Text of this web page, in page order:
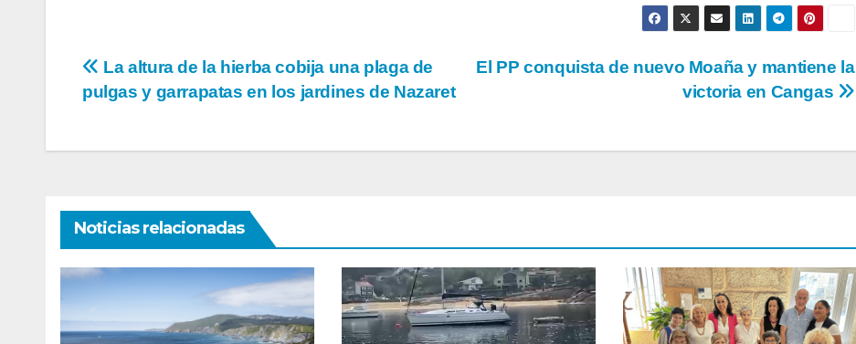
Navegación
de
entradas
El PP conquista de nuevo Moaña y mantiene la
victoria en Cangas
La altura de la hierba cobija una plaga de
pulgas y garrapatas en los jardines de Nazaret
Noticias relacionadas